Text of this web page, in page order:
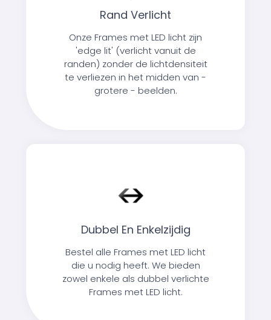
Rand Verlicht
Onze Frames met LED licht zijn
'edge lit' (verlicht vanuit de
randen) zonder de lichtdensiteit
te verliezen in het midden van -
grotere - beelden.
Dubbel En Enkelzijdig
Bestel alle Frames met LED licht
die u nodig heeft. We bieden
zowel enkele als dubbel verlichte
Frames met LED licht.